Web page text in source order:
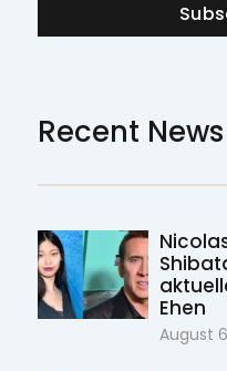
Recent News
Ehen
August